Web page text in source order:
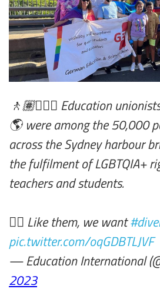
🚶🏽🚶🏿‍♀️ Education
🌎 were among the 50,000
across the Sydney harbour
the fulfilment of LGBTQIA+
teachers and students.
🏳️‍🌈 Like them, we want
pic.twitter.com/oqGDBTLJVF
— Education International
2023